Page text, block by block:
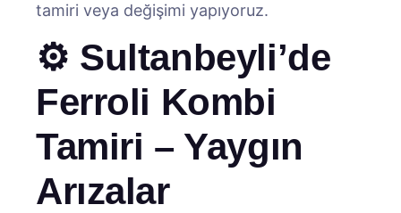
tamiri veya değişimi yapıyoruz.
⚙️ Sultanbeyli’de
Ferroli Kombi
Tamiri – Yaygın
Arızalar